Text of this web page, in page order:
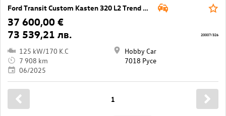
Ford Transit Custom Kasten 320 L2 Trend AWD
37 600,00 €
73 539,21 лв.
125 kW/170 K.C
7 908 km
06/2025
Hobby Car
7018 Русе
20007/326
1